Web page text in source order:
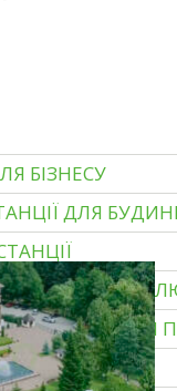
БІЗНЕСУ
ДЛЯ
ПІД
ДЛЯ
ДОМУ